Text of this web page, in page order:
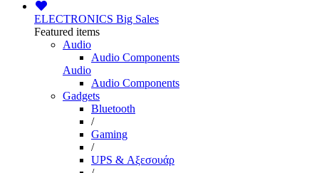
ELECTRONICS Big Sales
Featured items
Audio
Audio Components
Audio
Audio Components
Gadgets
Bluetooth
/
Gaming
/
UPS & Αξεσουάρ